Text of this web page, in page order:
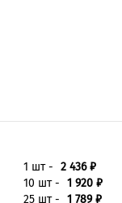
1 шт - 2 436 ₽
10 шт - 1 920 ₽
25 шт - 1 789 ₽